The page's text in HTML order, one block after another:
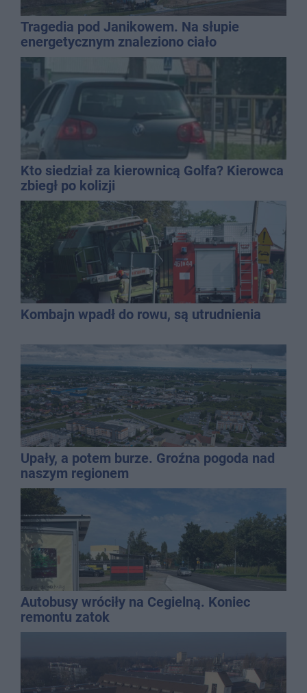
Tragedia pod Janikowem. Na słupie
energetycznym znaleziono ciało
mężczyzny
Kto siedział za kierownicą Golfa? Kierowca
zbiegł po kolizji
Kombajn wpadł do rowu, są utrudnienia
Upały, a potem burze. Groźna pogoda nad
naszym regionem
Autobusy wróciły na Cegielną. Koniec
remontu zatok